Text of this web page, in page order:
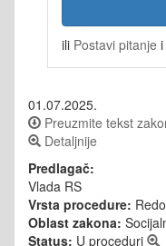
ili Postavi pitanje i
01.07.2025.
Preuzmite tekst
Detaljnije
Predlagač:
Vlada RS
Vrsta procedure:
Oblast zakona:
Status: U proceduri